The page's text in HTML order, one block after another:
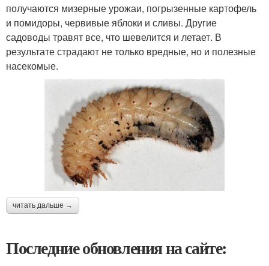
получаются мизерные урожаи, погрызенные картофель
и помидоры, червивые яблоки и сливы. Другие
садоводы травят все, что шевелится и летает. В
результате страдают не только вредные, но и полезные
насекомые.
читать дальше →
Последние обновления на сайте: